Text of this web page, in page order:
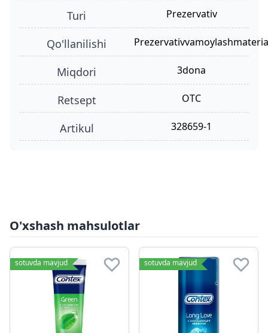
turi prezervativ
qo'llanilishi
miqdori 3dona
retsept OTC
Artikul 328659-1
O'xshash mahsulotlar
sotuvda mavjud sotuvda mavjud